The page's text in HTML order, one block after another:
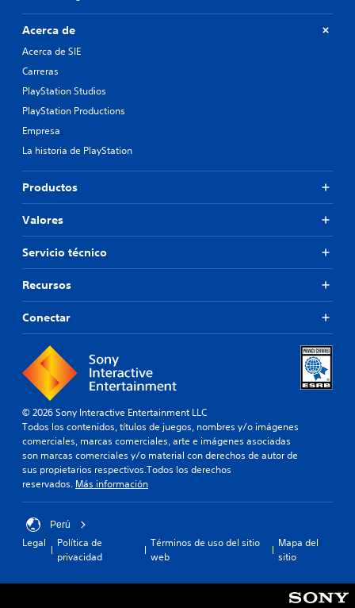
Acerca de
Acerca de SIE
Carreras
PlayStation Studios
PlayStation Productions
Empresa
La historia de PlayStation
Productos
Valores
Servicio técnico
Recursos
Conectar
© 2026 Sony Interactive Entertainment LLC
Todos los contenidos, títulos de juegos, nombres y/o imágenes
comerciales, marcas comerciales, arte e imágenes asociadas
son marcas comerciales y/o material con derechos de autor de
sus propietarios respectivos.Todos los derechos
reservados. Más información
Perú
Legal
Política de
privacidad
Términos de uso del sitio
web
Mapa del
sitio